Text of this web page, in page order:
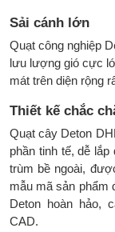
Sải cánh lớn
Quạt công nghiệp
lưu lượng gió cực
mát trên diện rộng
Thiết kế chắc
Quạt cây Deton
phần tinh tế, dễ
trùm bề ngoài,
mẫu mã sản phẩm
Deton hoàn hảo,
CAD.